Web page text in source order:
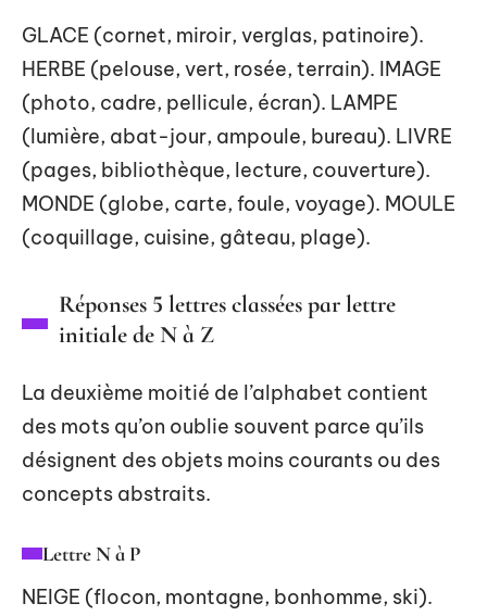
GLACE (cornet, miroir, verglas, patinoire).
HERBE (pelouse, vert, rosée, terrain). IMAGE
(photo, cadre, pellicule, écran). LAMPE
(lumière, abat-jour, ampoule, bureau). LIVRE
(pages, bibliothèque, lecture, couverture).
MONDE (globe, carte, foule, voyage). MOULE
(coquillage, cuisine, gâteau, plage).
Réponses 5 lettres classées par lettre
initiale de N à Z
La deuxième moitié de l’alphabet contient
des mots qu’on oublie souvent parce qu’ils
désignent des objets moins courants ou des
concepts abstraits.
Lettre N à P
NEIGE (flocon, montagne, bonhomme, ski).